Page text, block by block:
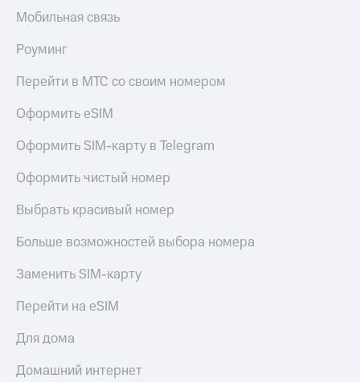
Мобильная связь
Роуминг
Перейти в МТС со своим номером
Оформить eSIM
Оформить SIM-карту в Telegram
Оформить чистый номер
Выбрать красивый номер
Больше возможностей выбора номера
Заменить SIM-карту
Перейти на eSIM
Для дома
Домашний интернет